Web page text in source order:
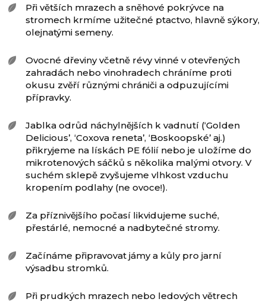
Při větších mrazech a sněhové pokrývce na
stromech krmíme užitečné ptactvo, hlavně sýkory,
olejnatými semeny.
Ovocné dřeviny včetně révy vinné v otevřených
zahradách nebo vinohradech chráníme proti
okusu zvěří různými chrániči a odpuzujícími
přípravky.
Jablka odrůd náchylnějších k vadnutí (‘Golden
Delicious’, ‘Coxova reneta’, ‘Boskoopské’ aj.)
přikryjeme na lískách PE fólií nebo je uložíme do
mikrotenových sáčků s několika malými otvory. V
suchém sklepě zvyšujeme vlhkost vzduchu
kropením podlahy (ne ovoce!).
Za příznivějšího počasí likvidujeme suché,
přestárlé, nemocné a nadbytečné stromy.
Začínáme připravovat jámy a kůly pro jarní
výsadbu stromků.
Při prudkých mrazech nebo ledových větrech